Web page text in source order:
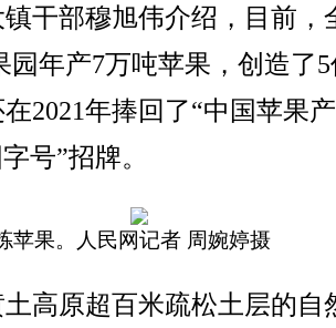
部穆旭伟介绍，目前，
园年产7万吨苹果，创造了
2021年捧回了“中国苹果
号”招牌。
苹果。人民网记者 周婉婷摄
原超百米疏松土层的自